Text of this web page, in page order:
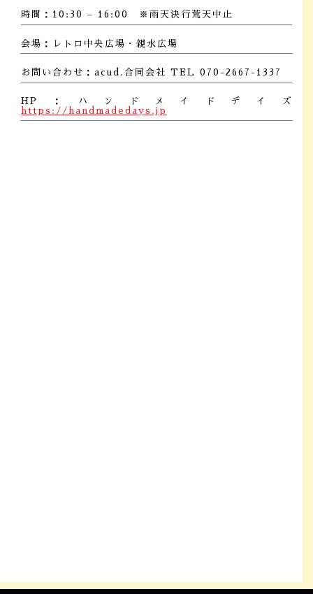
時間：10:30 – 16:00 ※雨天決行荒天中止
会場：レトロ中央広場・親水広場
お問い合わせ：acud.合同会社 TEL 070-2667-1337
HP：ハンドメイドデイズ
https://handmadedays.jp